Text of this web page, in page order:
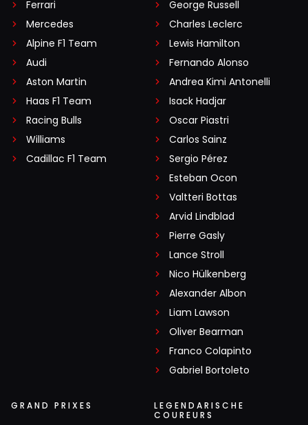
Ferrari
Mercedes
Alpine F1 Team
Audi
Aston Martin
Haas F1 Team
Racing Bulls
Williams
Cadillac F1 Team
George Russell
Charles Leclerc
Lewis Hamilton
Fernando Alonso
Andrea Kimi Antonelli
Isack Hadjar
Oscar Piastri
Carlos Sainz
Sergio Pérez
Esteban Ocon
Valtteri Bottas
Arvid Lindblad
Pierre Gasly
Lance Stroll
Nico Hülkenberg
Alexander Albon
Liam Lawson
Oliver Bearman
Franco Colapinto
Gabriel Bortoleto
GRAND PRIXES
LEGENDARISCHE
COUREURS